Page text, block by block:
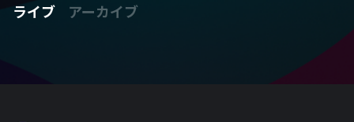
ライブ アーカイブ